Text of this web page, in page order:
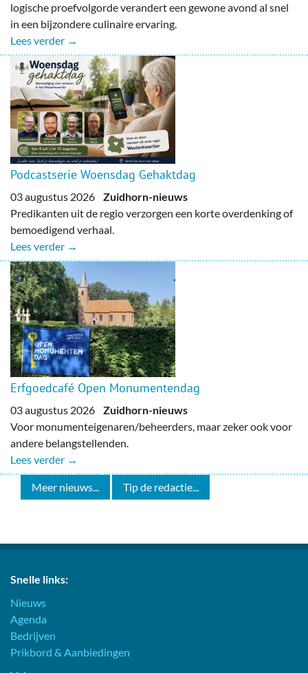
logische proefvolgorde verandert een gewone avond al snel
in een bijzondere culinaire ervaring.
Lees verder →
Podcastserie Woensdag Gehaktdag
03 augustus 2026 Zuidhorn-nieuws
Predikanten uit de regio verzorgen een korte overdenking of
bemoedigend verhaal.
Lees verder →
Erfgoedcafé Open Monumentendag
03 augustus 2026 Zuidhorn-nieuws
Voor monumenteigenaren/beheerders, maar zeker ook voor
andere belangstellenden.
Lees verder →
Meer nieuws... Tip de redactie...
Snelle links:
Nieuws
Agenda
Bedrijven
Prikbord & Aanbiedingen